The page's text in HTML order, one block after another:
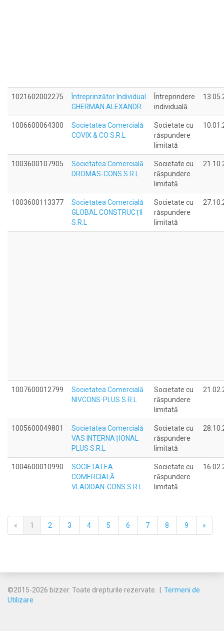
1021602002275
Întreprinzător Individual
GHERMAN ALEXANDR
Întreprindere
individuală
1006600064300
Societatea Comercială
COVIX & CO S.R.L
Societate cu
răspundere
limitată
1003600107905
Societatea Comercială
DROMAS-CONS S.R.L
Societate cu
răspundere
limitată
1003600113377
Societatea Comercială
GLOBAL CONSTRUCŢII
S.R.L
Societate cu
răspundere
limitată
1007600012799
Societatea Comercială
NIVCONS-PLUS S.R.L
Societate cu
răspundere
limitată
1005600049801
Societatea Comercială
VAS INTERNAŢIONAL
PLUS S.R.L
Societate cu
răspundere
limitată
1004600010990
SOCIETATEA
COMERCIALĂ
VLADIDAN-CONS S.R.L
Societate cu
răspundere
limitată
« 1 2 3 4 5 6 7 8 9 »
©2015-2026 bizzer. Toate drepturile rezervate. | Termeni de
Utilizare